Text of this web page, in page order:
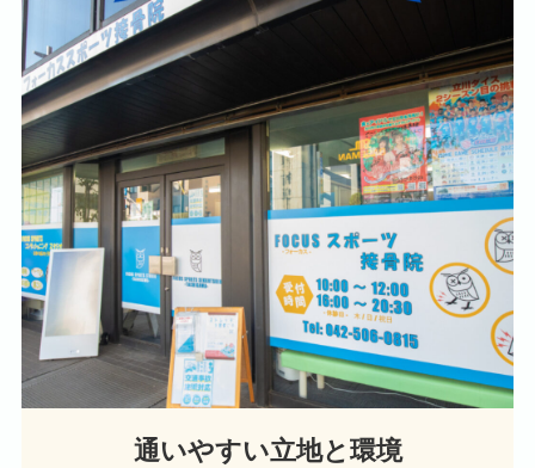
通いやすい立地と環境